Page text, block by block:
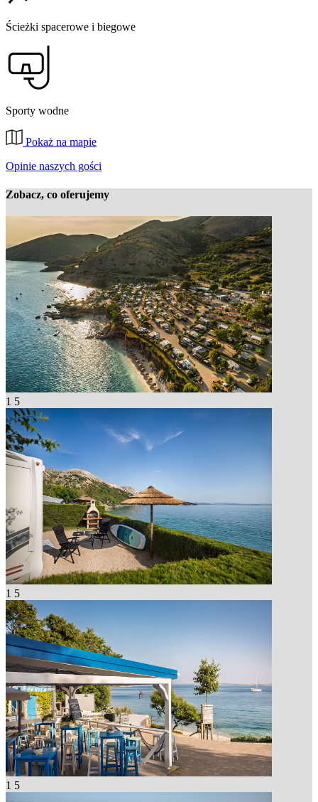
Ścieżki spacerowe i biegowe
Sporty wodne
Pokaż na mapie
Opinie naszych gości
Zobacz, co oferujemy
1 5
1 5
1 5